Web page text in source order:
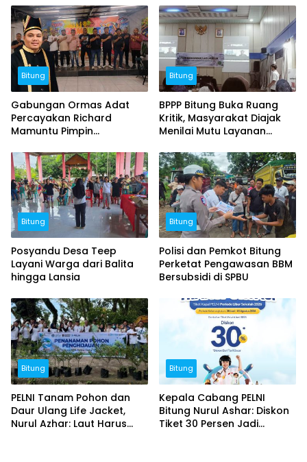
Bitung
Gabungan Ormas Adat
Percayakan Richard
Mamuntu Pimpin
Bitung
Bitung
BPPP Bitung Buka Ruang
Kritik, Masyarakat Diajak
Menilai Mutu Layanan
Bitung
Posyandu Desa Teep
Layani Warga dari Balita
hingga Lansia
Bitung
Polisi dan Pemkot Bitung
Perketat Pengawasan BBM
Bersubsidi di SPBU
Bitung
PELNI Tanam Pohon dan
Daur Ulang Life Jacket,
Nurul Azhar: Laut Harus
Bitung
Kepala Cabang PELNI
Bitung Nurul Ashar: Diskon
Tiket 30 Persen Jadi